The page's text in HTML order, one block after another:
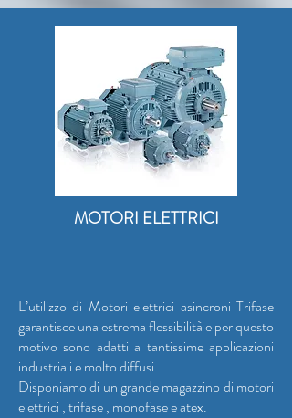
MOTORI ELETTRICI
L’utilizzo di Motori elettrici asincroni Trifase
garantisce una estrema flessibilità e per questo
motivo sono adatti a tantissime applicazioni
industriali e molto diffusi.
Disponiamo di un grande magazzino di motori
elettrici , trifase , monofase e atex.